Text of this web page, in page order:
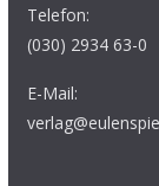
Telefon:
(030) 2934 63-0
E-Mail: